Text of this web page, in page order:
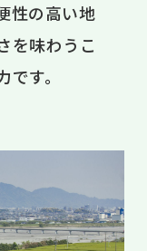
性の高い地
を味わうこ
す。